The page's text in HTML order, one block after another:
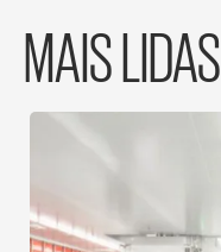
MAIS LIDAS